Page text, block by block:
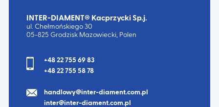
INTER-DIAMENT® Kacprzycki Sp.j.
ul. Chełmońskiego 30
05-825 Grodzisk Mazowiecki, Polen
+48 22 755 69 83
+48 22 755 58 78
handlowy@inter-diament.com.pl
inter@inter-diament.com.pl